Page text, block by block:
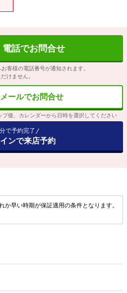
電話でお問合せ
客様の電話番号が通知されます。
けません。
メールでお問合せ
プ後、カレンダーから日時を選択してください
で予約完了
ンで来店予約
早い時期が保証適用の条件となります。